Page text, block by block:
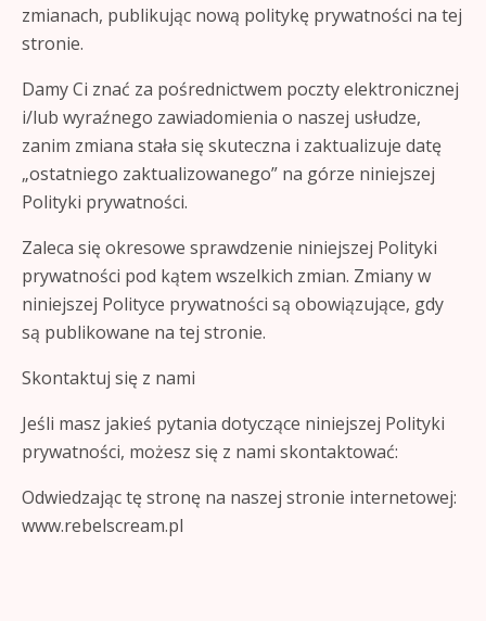
zmianach, publikując nową politykę prywatności na tej
stronie.
Damy Ci znać za pośrednictwem poczty elektronicznej
i/lub wyraźnego zawiadomienia o naszej usłudze,
zanim zmiana stała się skuteczna i zaktualizuje datę
„ostatniego zaktualizowanego” na górze niniejszej
Polityki prywatności.
Zaleca się okresowe sprawdzenie niniejszej Polityki
prywatności pod kątem wszelkich zmian. Zmiany w
niniejszej Polityce prywatności są obowiązujące, gdy
są publikowane na tej stronie.
Skontaktuj się z nami
Jeśli masz jakieś pytania dotyczące niniejszej Polityki
prywatności, możesz się z nami skontaktować:
Odwiedzając tę ​​stronę na naszej stronie internetowej:
www.rebelscream.pl